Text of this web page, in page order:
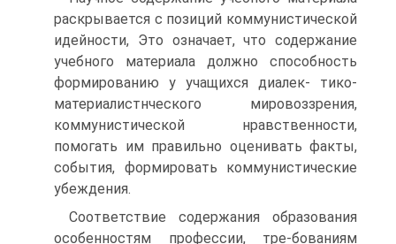
раскрывается с позиций коммунистической
идейности, Это означает, что содержание
учебного материала должно способность
формированию у учащихся диалек- тико-
материалистнческого мировоззрения,
коммунистической нравственности,
помогать им правильно оценивать факты,
события, формировать коммунистические
убеждения.
Соответствие содержания образования
особенностям профессии, тре-бованиям